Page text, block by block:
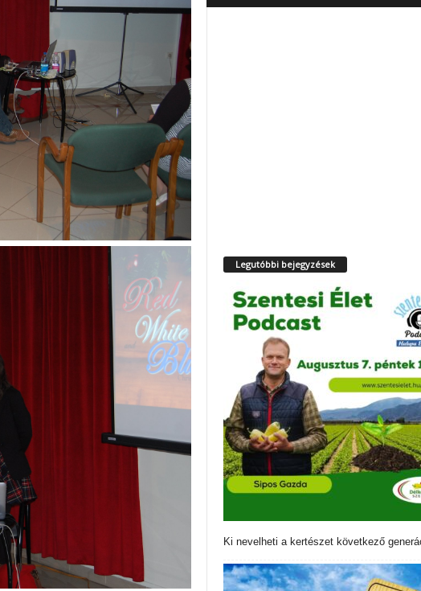
Legutóbbi bejegyzések
Ki nevelheti a kertészet következő